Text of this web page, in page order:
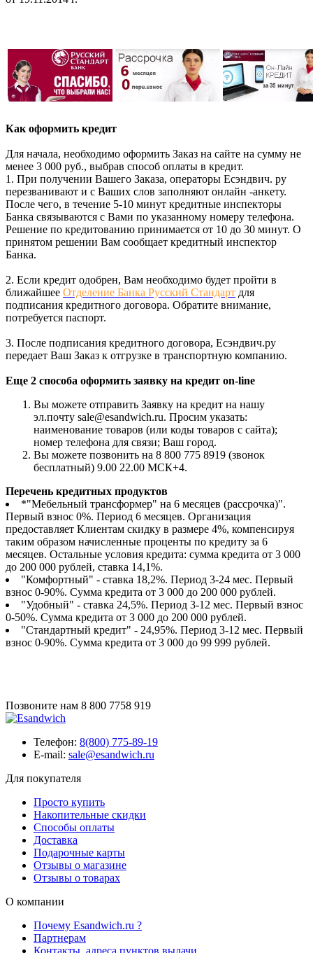
Как оформить кредит
Для начала, необходимо оформить Заказ на сайте на сумму не
менее 3 000 руб., выбрав способ оплаты в кредит.
1. При получении Вашего Заказа, операторы Есэндвич. ру
перезванивают и с Ваших слов заполняют онлайн -анкету.
После чего, в течение 5-10 минут кредитные инспекторы
Банка связываются с Вами по указанному номеру телефона.
Решение по кредитованию принимается от 10 до 30 минут. О
принятом решении Вам сообщает кредитный инспектор
Банка.
2. Если кредит одобрен, Вам необходимо будет пройти в
ближайшее Отделение Банка Русский Стандарт для
подписания кредитного договора. Обратите внимание,
потребуется паспорт.
3. После подписания кредитного договора, Есэндвич.ру
передает Ваш Заказ к отгрузке в транспортную компанию.
Еще 2 способа оформить заявку на кредит on-line
Вы можете отправить Заявку на кредит на нашу
эл.почту sale@esandwich.ru. Просим указать:
наименование товаров (или коды товаров с сайта);
номер телефона для связи; Ваш город.
Вы можете позвонить на 8 800 775 8919 (звонок
бесплатный) 9.00 22.00 МСК+4.
Перечень кредитных продуктов
*"Мебельный трансформер" на 6 месяцев (рассрочка)".
Первый взнос 0%. Период 6 месяцев. Организация
предоставляет Клиентам скидку в размере 4%, компенсируя
таким образом начисленные проценты по кредиту за 6
месяцев. Остальные условия кредита: сумма кредита от 3 000
до 200 000 рублей, ставка 14,1%.
"Комфортный" - ставка 18,2%. Период 3-24 мес. Первый
взнос 0-90%. Сумма кредита от 3 000 до 200 000 рублей.
"Удобный" - ставка 24,5%. Период 3-12 мес. Первый взнос
0-50%. Сумма кредита от 3 000 до 200 000 рублей.
"Стандартный кредит" - 24,95%. Период 3-12 мес. Первый
взнос 0-90%. Сумма кредита от 3 000 до 99 999 рублей.
Позвоните нам 8 800 7758 919
Телефон: 8(800) 775-89-19
E-mail: sale@esandwich.ru
Для покупателя
Просто купить
Накопительные скидки
Способы оплаты
Доставка
Подарочные карты
Отзывы о магазине
Отзывы о товарах
О компании
Почему Esandwich.ru ?
Партнерам